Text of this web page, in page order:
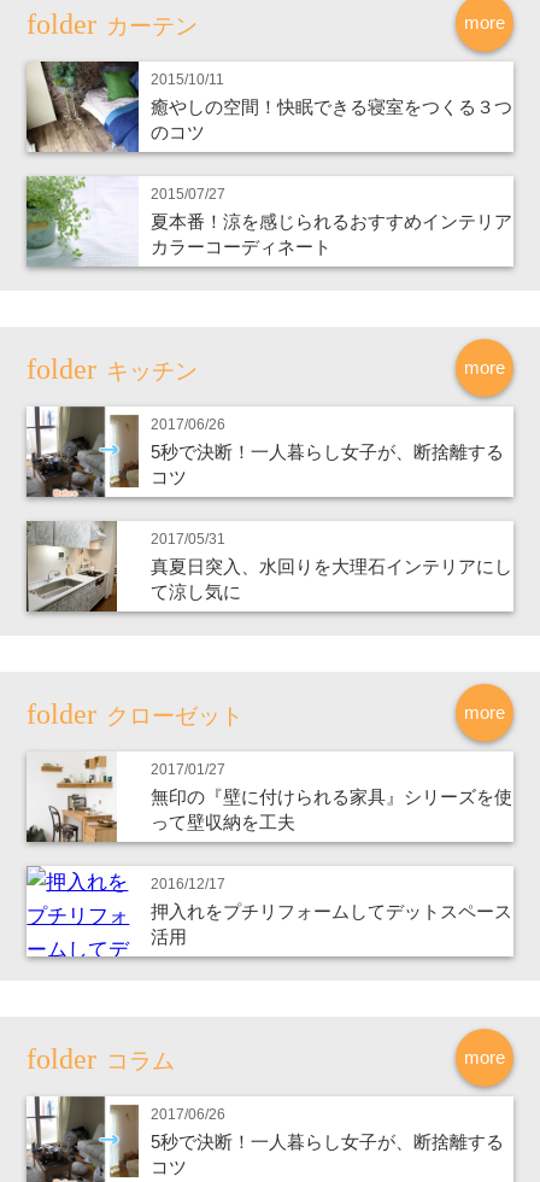
more
カーテン
2015/10/11
癒やしの空間！快眠できる寝室をつくる３つ
のコツ
2015/07/27
夏本番！涼を感じられるおすすめインテリア
カラーコーディネート
more
キッチン
2017/06/26
5秒で決断！一人暮らし女子が、断捨離する
コツ
2017/05/31
真夏日突入、水回りを大理石インテリアにし
て涼し気に
more
クローゼット
2017/01/27
無印の『壁に付けられる家具』シリーズを使
って壁収納を工夫
2016/12/17
押入れをプチリフォームしてデットスペース
活用
more
コラム
2017/06/26
5秒で決断！一人暮らし女子が、断捨離する
コツ